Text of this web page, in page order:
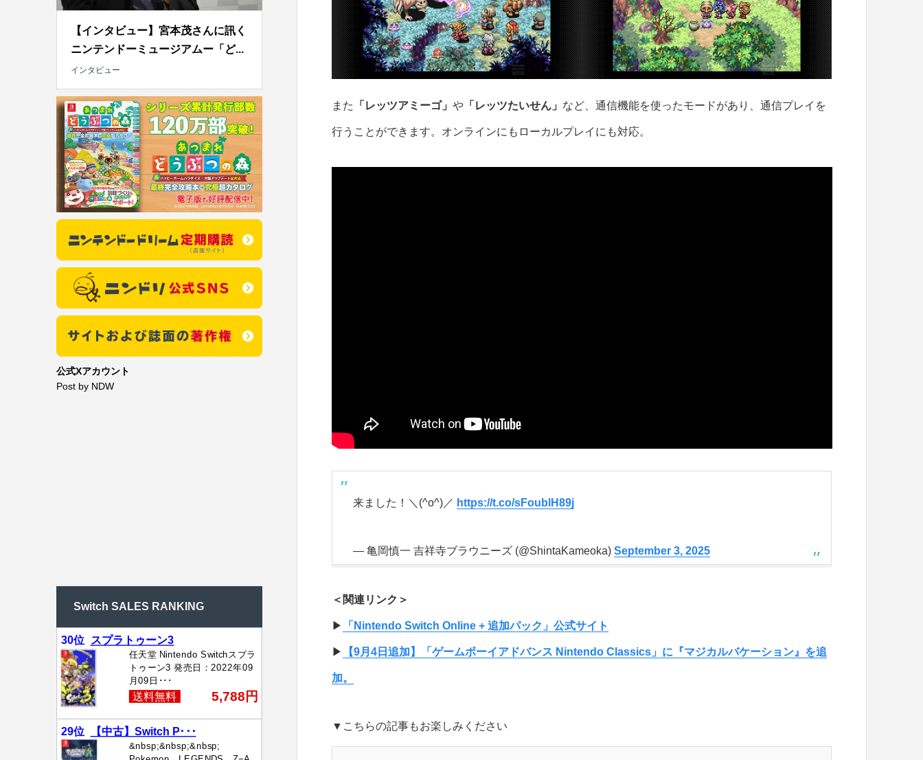
また 「レッツアミーゴ」 や「レッツたいせん」 など、通信機能を使ったモードがあり、通信プレイを
行うことができます。オンラインにもローカルプレイにも対応。
来ました！＼(^o^)／ https://t.co/sFoublH89j
— 亀岡慎一 吉祥寺ブラウニーズ (@ShintaKameoka) September 3, 2025
＜関連リンク＞
▶︎ 「Nintendo Switch Online + 追加パック」公式サイト
▶︎ 【9月4日追加】「ゲームボーイアドバンス Nintendo Classics」に『マジカルバケーション』を追
加。
▼こちらの記事もお楽しみください
【インタビュー】宮本茂さんに訊く
ニンテンドーミュージアムー「ど...
インタビュー
公式Xアカウント
Post by NDW
Switch SALES RANKING